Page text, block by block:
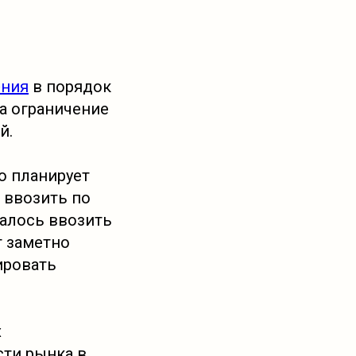
в порядок
ограничение
планирует
по
ввозить
заметно